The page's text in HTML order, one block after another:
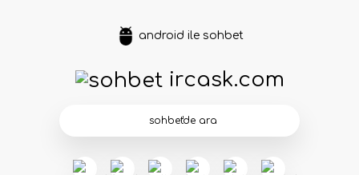
android ile sohbet
ircask.com